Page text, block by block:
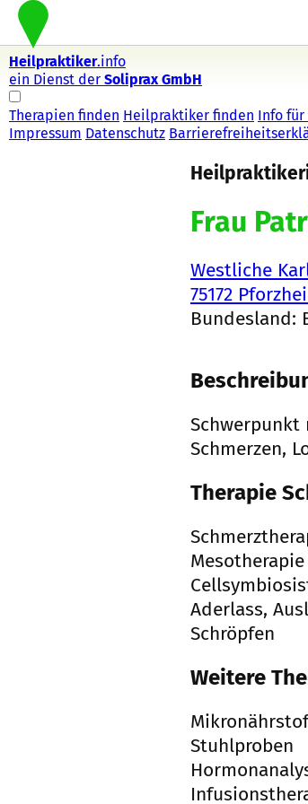
Heilpraktiker.info
ein Dienst der Soliprax GmbH
Therapien finden Heilpraktiker finden Info
Impressum Datenschutz
Frau
Westliche
75172
Bundesland:
Schwerpunkt
Schmerzen,
Therapie
Mesotherapie
Aderlass,
Schröpfen
Weitere
Stuhlproben